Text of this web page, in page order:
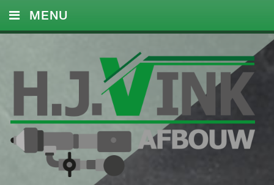
MENU
DIENSTEN
REFERENTIES
CONTACT